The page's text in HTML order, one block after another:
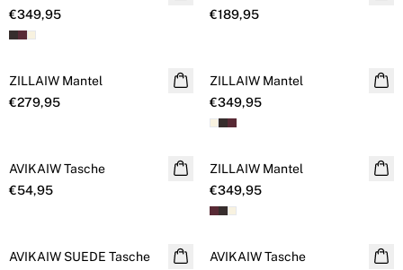
€349,95
€189,95
NEUHEITEN
ZILLAIW Mantel
€279,95
NEUHEITEN
ZILLAIW Mantel
€349,95
NEUHEITEN
AVIKAIW Tasche
€54,95
NEUHEITEN
ZILLAIW Mantel
€349,95
NEUHEITEN
AVIKAIW SUEDE Tasche
NEUHEITEN
AVIKAIW Tasche